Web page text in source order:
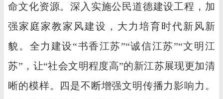
命文化资源。深入实施公民道德建设工程，加
强家庭家教家风建设，大力培育时代新风新
貌。全力建设“书香江苏”“诚信江苏”“文明江
苏”，让“社会文明程度高”的新江苏展现更加清
晰的模样。四是不断增强文明传播力影响力。